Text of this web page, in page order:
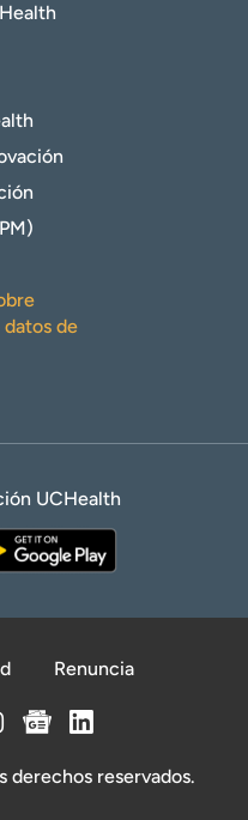
de
UCHealth
Renuncia
derechos reservados.